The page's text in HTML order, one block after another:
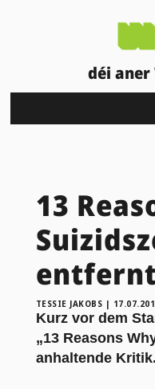
déi aner
13
TESSIE JAKOBS |
Kurz vor dem
„13 Reasons
anhaltende Kritik.